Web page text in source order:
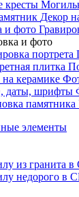
Декор
и фото
элементы
из гранита
недорого в